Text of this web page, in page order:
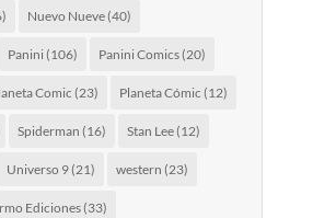
Nuevo Nueve(40)
Panini(106) Panini Comics(20)
Comic (23) Planeta Cómic (12)
Spiderman (16) Stan Lee(12)
Universo 9(21) western (23)
Ediciones(33)